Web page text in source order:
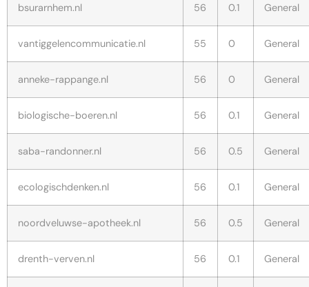
bsurarnhem.nl 56 0.1 General
vantiggelencommunicatie.nl 55 0 General
anneke-rappange.nl 56 0 General
biologische-boeren.nl 56 0.1 General
saba-randonner.nl 56 0.5 General
ecologischdenken.nl 56 0.1 General
noordveluwse-apotheek.nl 56 0.5 General
drenth-verven.nl 56 0.1 General